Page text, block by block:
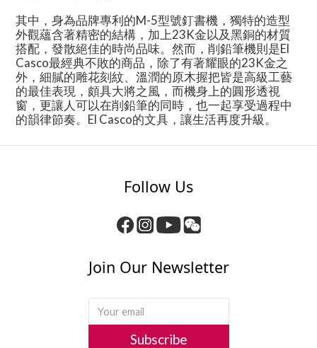
其中，身為品牌專利的M-5型號釘書機，獨特的造型
外觀蘊含著精密的結構，加上23K金以及黑銅的材質
搭配，發散絕佳的時尚品味。然而，削鉛筆機則是El
Casco最經典不敗的商品，除了有著耀眼的23K金之
外，細膩的雕花刻紋、溫潤的原木握把皆是高級工藝
的最佳表現，頗具大將之風，而機身上的圓形透視
窗，更讓人可以在削鉛筆的同時，也一起享受過程中
的韻律節奏。 El Casco的文具，讓生活再度升級。
Follow Us
Join Our Newsletter
Subscribe